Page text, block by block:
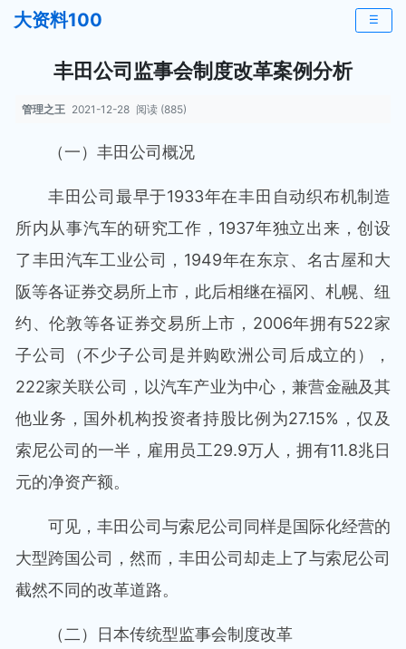
大资料100 ☰
丰田公司监事会制度改革案例分析
管理之王 2021-12-28 阅读 (885)
（一）丰田公司概况
丰田公司最早于1933年在丰田自动织布机制造
所内从事汽车的研究工作，1937年独立出来，创设
了丰田汽车工业公司，1949年在东京、名古屋和大
阪等各证券交易所上市，此后相继在福冈、札幌、纽
约、伦敦等各证券交易所上市，2006年拥有522家
子公司（不少子公司是并购欧洲公司后成立的），
222家关联公司，以汽车产业为中心，兼营金融及其
他业务，国外机构投资者持股比例为27.15%，仅及
索尼公司的一半，雇用员工29.9万人，拥有11.8兆日
元的净资产额。
可见，丰田公司与索尼公司同样是国际化经营的
大型跨国公司，然而，丰田公司却走上了与索尼公司
截然不同的改革道路。
（二）日本传统型监事会制度改革